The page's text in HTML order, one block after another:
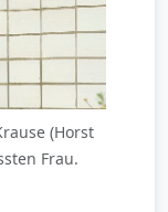
(Horst
Frau.